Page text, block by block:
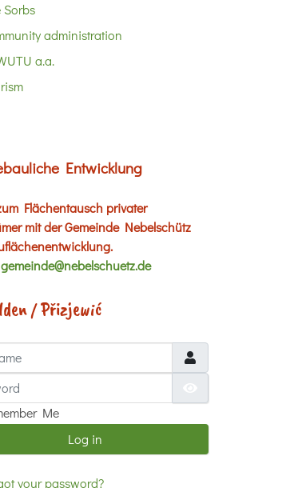
Sorbs
administration
a.a.
Entwicklung
Flächentausch privater
mit der Gemeinde Nebelschütz
gemeinde@nebelschuetz.de
/ Přizjewić
Me
Log in
your password?